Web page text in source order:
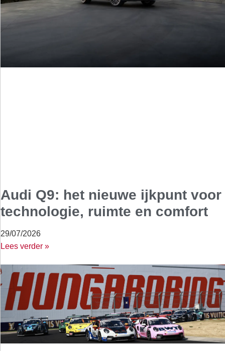
Audi Q9: het nieuwe ijkpunt voor
technologie, ruimte en comfort
29/07/2026
Lees verder »